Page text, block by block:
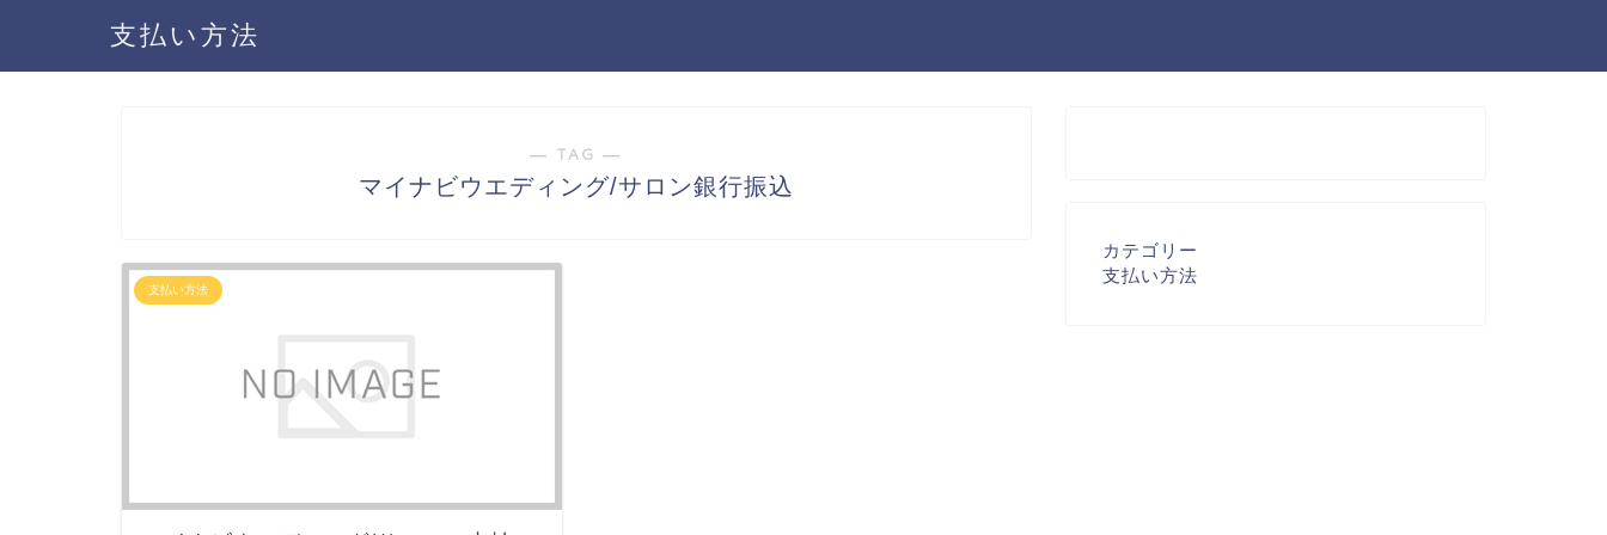
支払い方法
― TAG ―
マイナビウエディング/サロン銀行振込
支払い方法
カテゴリー
支払い方法